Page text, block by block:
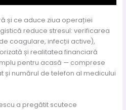
și ce aduce ziua operației
reduce stresul: verificarea
coagulare, infecții active),
și realitatea financiară
pentru acasă — comprese
și numărul de telefon al medicului
a pregătit scutece